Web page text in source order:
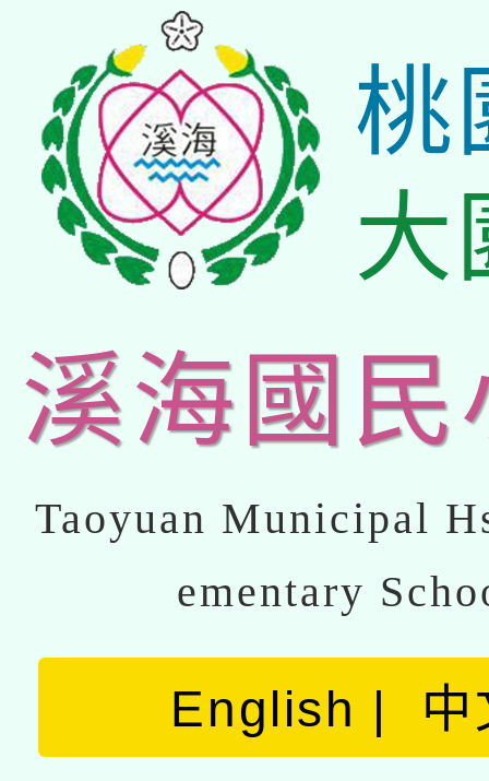
桃
大
溪海國民
Taoyuan Municipal
ementary
English 中